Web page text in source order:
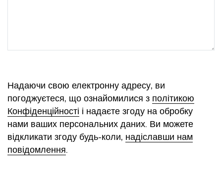
Надаючи свою електронну адресу, ви
погоджуєтеся, що ознайомилися з політикою
Конфіденційності і надаєте згоду на обробку
нами ваших персональних даних. Ви можете
відкликати згоду будь-коли, надіславши нам
повідомлення.